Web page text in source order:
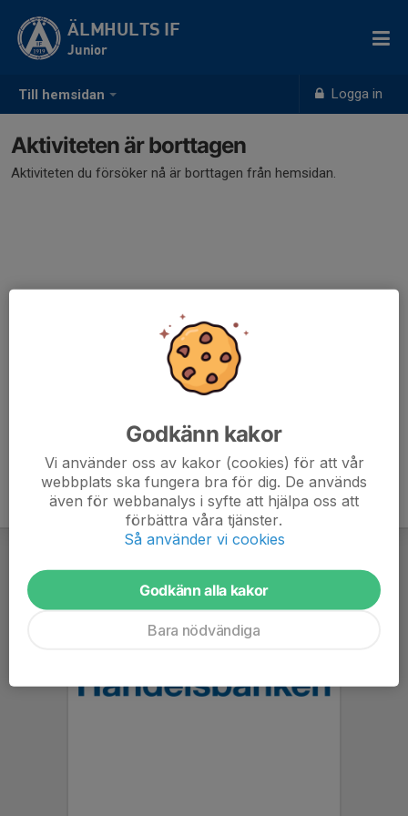
Till hemsidan Logga in
ÄLMHULTS IF
Junior
Aktiviteten är borttagen
Aktiviteten du försöker nå är borttagen från hemsidan.
Godkänn kakor
Vi använder oss av kakor (cookies) för att vår
webbplats ska fungera bra för dig. De används
även för webbanalys i syfte att hjälpa oss att
förbättra våra tjänster.
Så använder vi cookies
Godkänn alla kakor
Bara nödvändiga